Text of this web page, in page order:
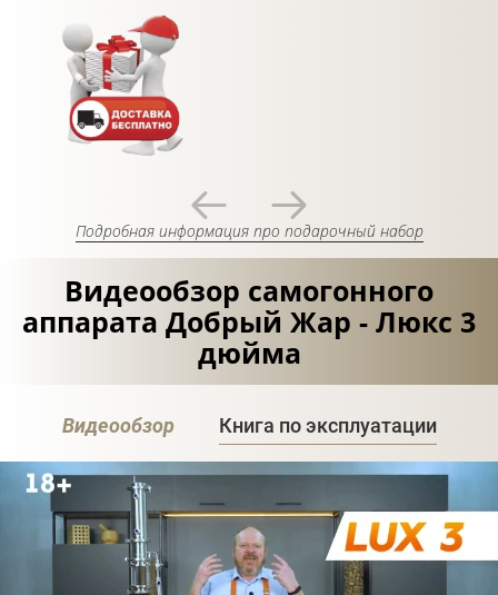
Подробная информация про подарочный набор
Видеообзор самогонного
аппарата Добрый Жар - Люкс 3
дюйма
Видеообзор Книга по эксплуатации